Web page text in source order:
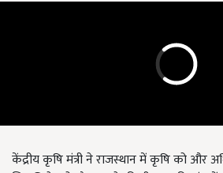
केंद्रीय कृषि मंत्री ने राजस्थान में कृषि को